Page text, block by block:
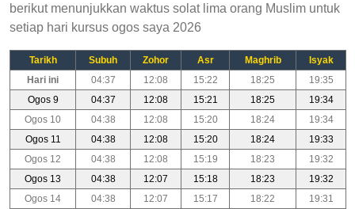
berikut menunjukkan waktus solat lima orang Muslim untuk
setiap hari kursus ogos saya 2026
Tarikh Subuh Zohor Asr Maghrib
Isyak
Hari ini
04:37 12:08 15:22 18:25
19:35
Ogos 9
04:37 12:08 15:21 18:25
19:34
Ogos 10
04:38 12:08 15:20 18:24
19:34
Ogos 11
04:38 12:08 15:20 18:24
19:33
Ogos 12
04:38 12:08 15:19 18:23
19:32
Ogos 13
04:38 12:07 15:18 18:23
19:32
Ogos 14
04:38 12:07 15:17 18:22
19:31